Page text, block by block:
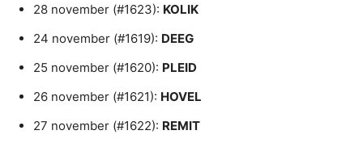
28 november (#1623): KOLIK
24 november (#1619): DEEG
25 november (#1620): PLEID
26 november (#1621): HOVEL
27 november (#1622): REMIT